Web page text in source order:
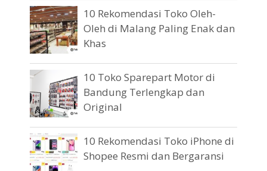
10 Rekomendasi Toko Oleh-
Oleh di Malang Paling Enak dan
Khas
10 Toko Sparepart Motor di
Bandung Terlengkap dan
Original
10 Rekomendasi Toko iPhone di
Shopee Resmi dan Bergaransi